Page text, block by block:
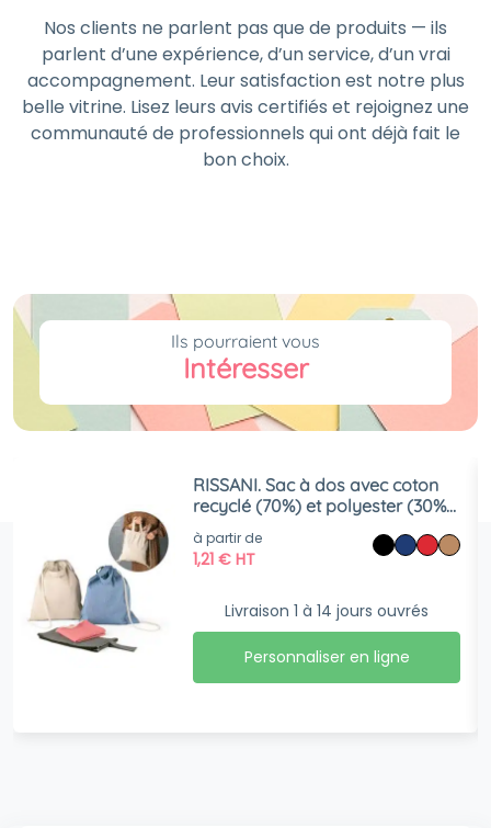
Nos clients ne parlent pas que de produits — ils
parlent d’une expérience, d’un service, d’un vrai
accompagnement. Leur satisfaction est notre plus
belle vitrine. Lisez leurs avis certifiés et rejoignez une
communauté de professionnels qui ont déjà fait le
bon choix.
Ils pourraient vous
Intéresser
RISSANI. Sac à dos avec coton
recyclé (70%) et polyester (30%
rPET) (140 g/m²)
à partir de
1,21€ HT
Livraison 1 à 14 jours ouvrés
Personnaliser en ligne